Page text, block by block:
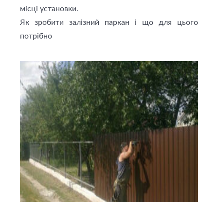
місці установки.
Як зробити залізний паркан і що для цього
потрібно